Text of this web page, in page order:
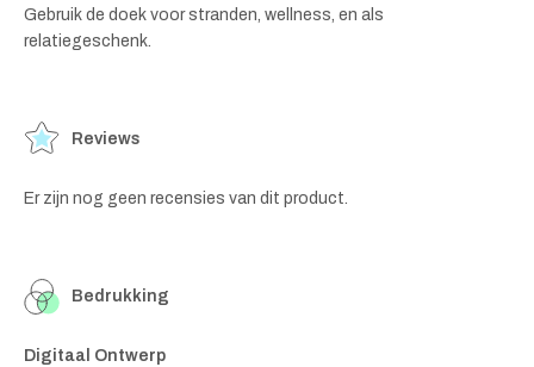
Gebruik de doek voor stranden, wellness, en als
relatiegeschenk.
Reviews
Er zijn nog geen recensies van dit product.
Bedrukking
Digitaal Ontwerp